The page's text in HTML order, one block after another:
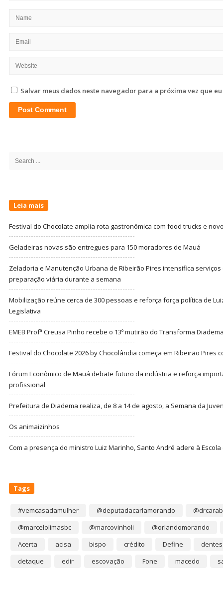
Salvar meus dados neste navegador para a próxima vez que
Search
Leia mais
Festival do Chocolate amplia rota gastronômica com food trucks e
Geladeiras novas são entregues para 150 moradores de Mauá
Zeladoria e Manutenção Urbana de Ribeirão Pires intensifica
preparação viária durante a semana
Mobilização reúne cerca de 300 pessoas e reforça força política de
Legislativa
EMEB Profª Creusa Pinho recebe o 13º mutirão do Transforma
Festival do Chocolate 2026 by Chocolândia começa em Ribeirão Pires
Fórum Econômico de Mauá debate futuro da indústria e reforça
profissional
Prefeitura de Diadema realiza, de 8 a 14 de agosto, a Semana da
Os animaizinhos
Com a presença do ministro Luiz Marinho, Santo André adere à
Tags
#vemcasadamulher @deputadacarlamorando
@marcelolimasbc
@marcovinholi
@orlandomorando
Acerta
acisa bispo crédito Define
dentes
detaque
edir escovação Fone macedo